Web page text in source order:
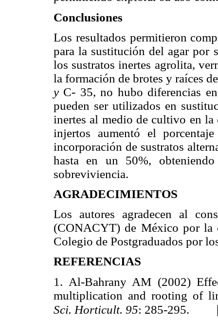
Conclusiones
Los resultados permitieron
para la sustitución del agar por
los sustratos inertes agrolita,
la formación de brotes y raíces
y C- 35, no hubo diferencias
pueden ser utilizados en
inertes al medio de cultivo en la
injertos aumentó el
incorporación de sustratos
hasta en un 50%,
sobreviviencia.
AGRADECIMIENTOS
Los autores agradecen al
(CONACYT) de México por la
Colegio de Postgraduados por
REFERENCIAS
1. Al-Bahrany AM (2002)
multiplication and rooting of
Sci. Horticult. 95: 285-295.